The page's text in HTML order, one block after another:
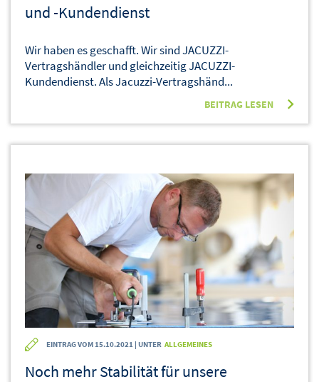
und -Kundendienst
Wir haben es geschafft. Wir sind JACUZZI-
Vertragshändler und gleichzeitig JACUZZI-
Kundendienst. Als Jacuzzi-Vertragshänd...
BEITRAG LESEN
EINTRAG VOM 15.10.2021 | UNTER ALLGEMEINES
Noch mehr Stabilität für unsere